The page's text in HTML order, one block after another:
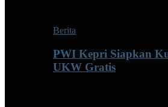
Berita
PWI Kepri Siapkan
UKW Gratis